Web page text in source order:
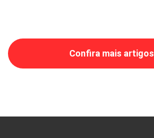
Confira mais artigos